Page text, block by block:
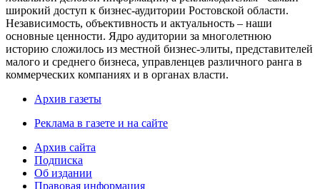
широкий доступ к бизнес-аудитории Ростовской области.
Независимость, объективность и актуальность – наши
основные ценности. Ядро аудитории за многолетнюю
историю сложилось из местной бизнес-элиты, представителей
малого и среднего бизнеса, управленцев различного ранга в
коммерческих компаниях и в органах власти.
Архив газеты
Реклама в газете и на сайте
Архив сайта
Подписка
Об издании
Правовая информация